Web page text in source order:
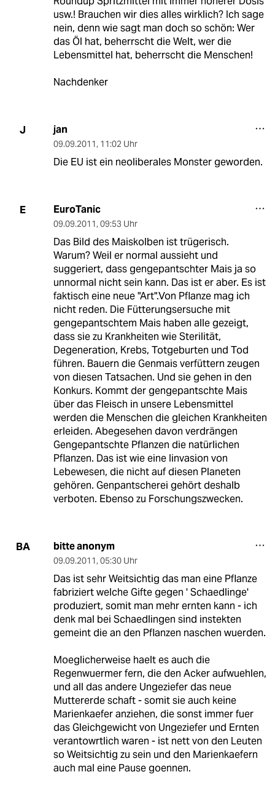
usw.! Brauchen wir dies alles wirklich? Ich sage
nein, denn wie sagt man doch so schön: Wer
das Öl hat, beherrscht die Welt, wer die
Lebensmittel hat, beherrscht die Menschen!
Nachdenker
J jan
09.09.2011, 11:02 Uhr
Die EU ist ein neoliberales Monster geworden.
E EuroTanic
09.09.2011, 09:53 Uhr
Das Bild des Maiskolben ist trügerisch.
Warum? Weil er normal aussieht und
suggeriert, dass gengepantschter Mais ja so
unnormal nicht sein kann. Das ist er aber. Es ist
faktisch eine neue "Art".Von Pflanze mag ich
nicht reden. Die Fütterungsersuche mit
gengepantschtem Mais haben alle gezeigt,
dass sie zu Krankheiten wie Sterilität,
Degeneration, Krebs, Totgeburten und Tod
führen. Bauern die Genmais verfüttern zeugen
von diesen Tatsachen. Und sie gehen in den
Konkurs. Kommt der gengepantschte Mais
über das Fleisch in unsere Lebensmittel
werden die Menschen die gleichen Krankheiten
erleiden. Abegesehen davon verdrängen
Gengepantschte Pflanzen die natürlichen
Pflanzen. Das ist wie eine Iinvasion von
Lebewesen, die nicht auf diesen Planeten
gehören. Genpantscherei gehört deshalb
verboten. Ebenso zu Forschungszwecken.
BA bitte anonym
09.09.2011, 05:30 Uhr
Das ist sehr Weitsichtig das man eine Pflanze
fabriziert welche Gifte gegen ' Schaedlinge'
produziert, somit man mehr ernten kann - ich
denk mal bei Schaedlingen sind instekten
gemeint die an den Pflanzen naschen wuerden.
Moeglicherweise haelt es auch die
Regenwuermer fern, die den Acker aufwuehlen,
und all das andere Ungeziefer das neue
Muttererde schaft - somit sie auch keine
Marienkaefer anziehen, die sonst immer fuer
das Gleichgewicht von Ungeziefer und Ernten
verantowrtlich waren - ist nett von den Leuten
so Weitsichtig zu sein und den Marienkaefern
auch mal eine Pause goennen.